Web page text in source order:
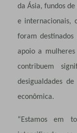
da Ásia, fundos
e internacionais,
foram
apoio a mulheres
contribuem
desigualdades
econômica.
“Estamos em